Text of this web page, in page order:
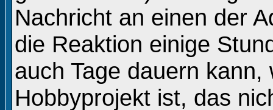
Nachricht an einen der
die Reaktion einige
auch Tage dauern
Hobbyprojekt ist, das